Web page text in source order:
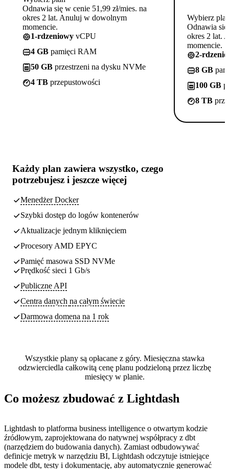
Odnawia się w cenie 51,99 zł/mies. na
okres 2 lat. Anuluj w dowolnym
momencie.
1-rdzeniowy vCPU
4 GB pamięci RAM
50 GB przestrzeni na dysku NVMe
4 TB przepustowości
Wybierz
Odnawia się
okres 2 lat.
momencie.
2-
8 GB
100 GB
8 TB
Każdy plan zawiera wszystko, czego
potrzebujesz i jeszcze więcej
Menedżer Docker
Szybki dostęp do logów kontenerów
Aktualizacje jednym kliknięciem
Procesory AMD EPYC
Pamięć masowa SSD NVMe
Prędkość sieci 1 Gb/s
Publiczne API
Centra danych na całym świecie
Darmowa domena na 1 rok
Wszystkie plany są opłacane z góry. Miesięczna stawka
odzwierciedla całkowitą cenę planu podzieloną przez liczbę
miesięcy w planie.
Co możesz zbudować z Lightdash
Lightdash to platforma business intelligence o otwartym kodzie
źródłowym, zaprojektowana do natywnej współpracy z dbt
(narzędziem do budowania danych). Zamiast odbudowywać
definicje metryk w narzędziu BI, Lightdash odczytuje istniejące
modele dbt, testy i dokumentację, aby automatycznie generować